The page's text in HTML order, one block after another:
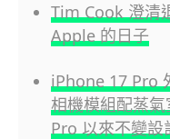
Tim Cook 澄清
Apple 的日子
iPhone 17 Pro
相機模組配蒸
Pro 以來不變設